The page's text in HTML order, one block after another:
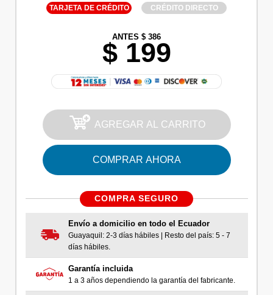
TARJETA DE CRÉDITO CRÉDITO DIRECTO
ANTES $ 386
$ 199
AGREGAR AL CARRITO
COMPRAR AHORA
COMPRA SEGURO
Envío a domicilio en todo el Ecuador
Guayaquil: 2-3 días hábiles | Resto del país: 5 - 7
días hábiles.
Garantía incluida
1 a 3 años dependiendo la garantía del fabricante.